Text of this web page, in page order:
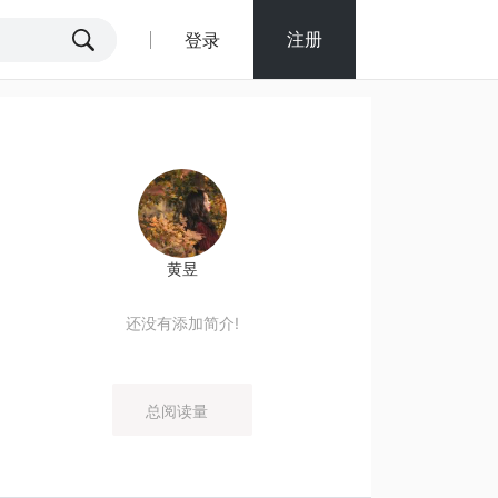
登录 注册
黄昱
还没有添加简介!
总阅读量